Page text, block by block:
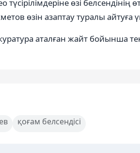
өзі белсендінің
өзін азаптау туралы айтуға
аталған жайт бойынша
қоғам белсендісі